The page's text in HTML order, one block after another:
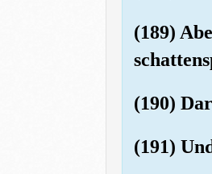
(189)
(190)
(191)